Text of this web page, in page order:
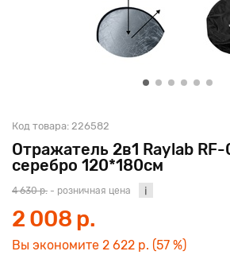
Отражатель 2в1 Raylab
серебро 120*180см
Код товара: 226582
4 630 р. - розничная цена
2 008 р.
Вы экономите 2 622 р. (57 %)